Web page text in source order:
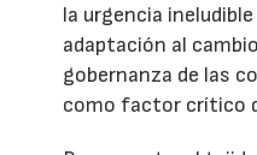
la urgencia
adaptación al
gobernanza de las
como factor crítico